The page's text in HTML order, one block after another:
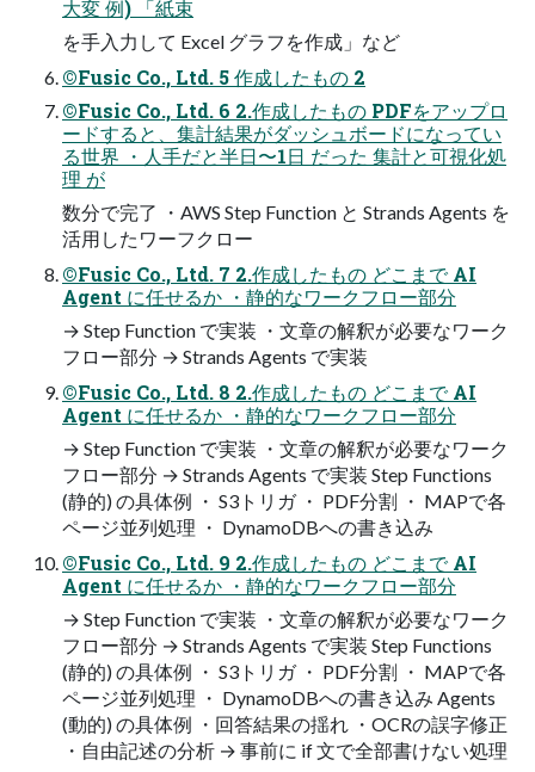
大変 例) 「紙束
を手入力して Excel グラフを作成」など
©Fusic Co., Ltd. 5 作成したもの 2
©Fusic Co., Ltd. 6 2.作成したもの PDFをアップロ
ードすると、集計結果がダッシュボードになってい
る世界 ・人手だと半日〜1日 だった 集計と可視化処
理 が
数分で完了 ・AWS Step Function と Strands Agents を
活用したワーフクロー
©Fusic Co., Ltd. 7 2.作成したもの どこまで AI
Agent に任せるか ・静的なワークフロー部分
→ Step Function で実装 ・文章の解釈が必要なワーク
フロー部分 → Strands Agents で実装
©Fusic Co., Ltd. 8 2.作成したもの どこまで AI
Agent に任せるか ・静的なワークフロー部分
→ Step Function で実装 ・文章の解釈が必要なワーク
フロー部分 → Strands Agents で実装 Step Functions
(静的) の具体例 ・ S3トリガ ・ PDF分割 ・ MAPで各
ページ並列処理 ・ DynamoDBへの書き込み
©Fusic Co., Ltd. 9 2.作成したもの どこまで AI
Agent に任せるか ・静的なワークフロー部分
→ Step Function で実装 ・文章の解釈が必要なワーク
フロー部分 → Strands Agents で実装 Step Functions
(静的) の具体例 ・ S3トリガ ・ PDF分割 ・ MAPで各
ページ並列処理 ・ DynamoDBへの書き込み Agents
(動的) の具体例 ・回答結果の揺れ ・OCRの誤字修正
・自由記述の分析 → 事前に if 文で全部書けない処理